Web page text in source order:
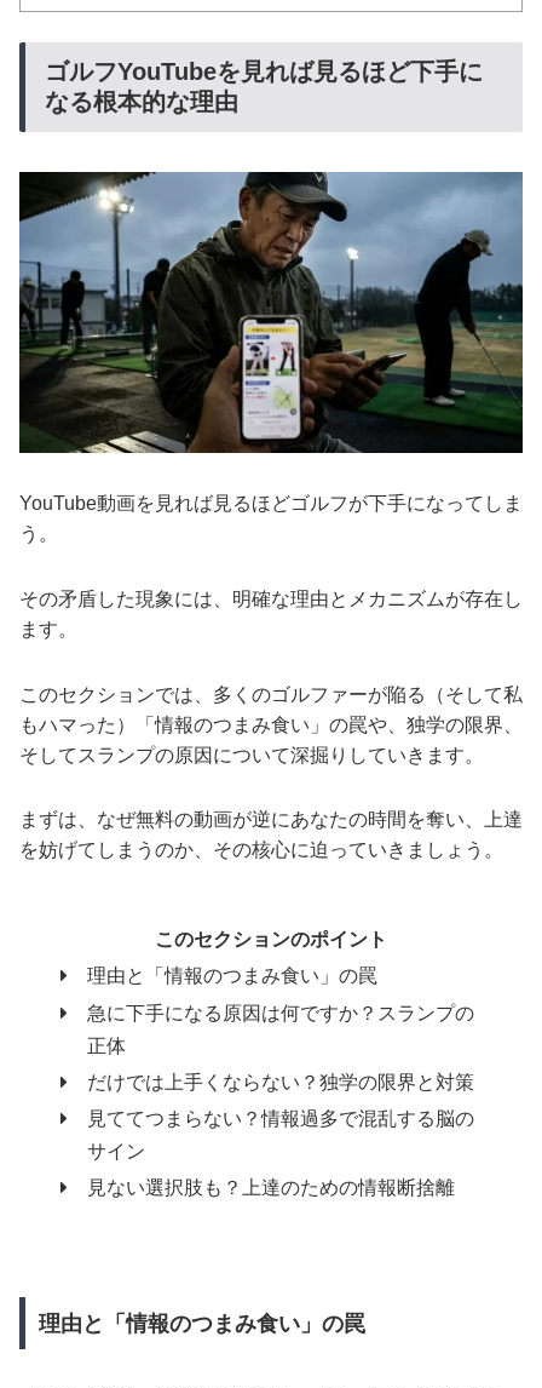
ゴルフYouTubeを見れば見るほど下手に
なる根本的な理由
YouTube動画を見れば見るほどゴルフが下手になってしま
う。
その矛盾した現象には、明確な理由とメカニズムが存在し
ます。
このセクションでは、多くのゴルファーが陥る（そして私
もハマった）「情報のつまみ食い」の罠や、独学の限界、
そしてスランプの原因について深掘りしていきます。
まずは、なぜ無料の動画が逆にあなたの時間を奪い、上達
を妨げてしまうのか、その核心に迫っていきましょう。
このセクションのポイント
理由と「情報のつまみ食い」の罠
急に下手になる原因は何ですか？スランプの
正体
だけでは上手くならない？独学の限界と対策
見ててつまらない？情報過多で混乱する脳の
サイン
見ない選択肢も？上達のための情報断捨離
理由と「情報のつまみ食い」の罠